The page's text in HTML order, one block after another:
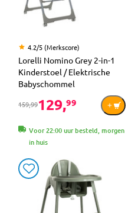
4.2/5 (Merkscore)
Lorelli Nomino Grey 2-in-1
Kinderstoel / Elektrische
Babyschommel
159,99129,99
Voor 22:00 uur besteld, morgen
in huis